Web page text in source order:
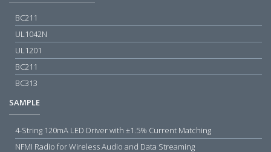
BC211
UL1042N
UL1201
BC211
BC313
SAMPLE
4-String 120mA LED Driver with ±1.5% Current Matching
NFMI Radio for Wireless Audio and Data Streaming